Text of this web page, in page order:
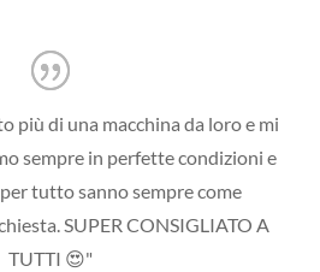
più di una macchina da loro e mi
sempre in perfette condizioni e
tutto sanno sempre come
SUPER CONSIGLIATO A
TUTTI 😍"